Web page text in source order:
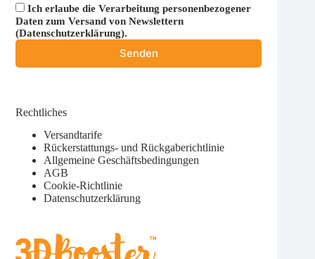
Ich erlaube die Verarbeitung personenbezogener
Daten zum Versand von Newslettern
(Datenschutzerklärung).
Rechtliches
Versandtarife
Rückerstattungs- und Rückgaberichtlinie
Allgemeine Geschäftsbedingungen
AGB
Cookie-Richtlinie
Datenschutzerklärung